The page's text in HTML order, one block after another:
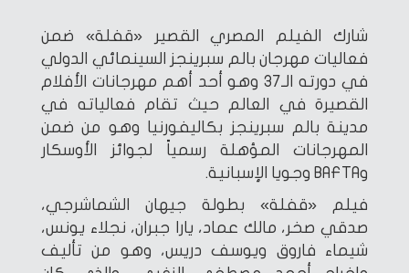
شارك الفيلم المصري القصير «قفلة» ضمن
فعاليات مهرجان بالم سبرينجز السينمائي الدولي
في دورته الـ37 وهو أحد أهم مهرجانات الأفلام
القصيرة في العالم حيث تقام فعالياته في
مدينة بالم سبرينجز بكاليفورنيا وهو من ضمن
المهرجانات المؤهلة رسمياً لجوائز الأوسكار
وBAFTA وجويا الإسبانية.
فيلم «قفلة» بطولة جيهان الشماشرجي،
صدقي صخر، مالك عماد، يارا جبران، نجلاء يونس،
شيماء فاروق ويوسف دريس، وهو من تأليف